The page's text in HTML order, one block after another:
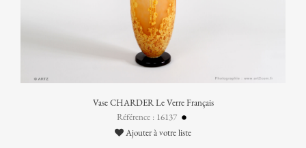
Vase CHARDER Le Verre Français
Référence : 16137
Ajouter à votre liste